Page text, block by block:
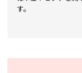
す。